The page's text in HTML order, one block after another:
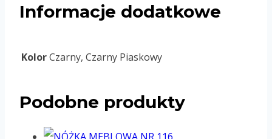
Informacje dodatkowe
KolorCzarny, Czarny Piaskowy
Podobne produkty